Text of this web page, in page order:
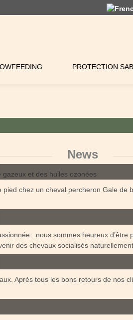
PROTECTION
News
chez un cheval percheron Gale
: nous sommes heureux
des chevaux socialisés
Après tous les bons retours de nos